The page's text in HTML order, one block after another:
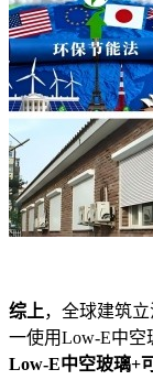
综上，全球建筑
一使用Low-E中空
Low-E中空玻璃+